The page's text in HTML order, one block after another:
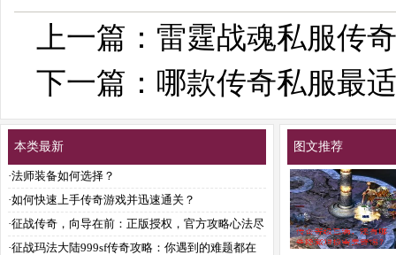
上一篇： 雷霆战魂私服传
下一篇： 哪款传奇私服最
本类最新
·法师装备如何选择？
·如何快速上手传奇游戏并迅速通关？
·征战传奇，向导在前：正版授权，官方攻略心法尽
传？
·征战玛法大陆999sf传奇攻略：你遇到的难题都在
图文推荐